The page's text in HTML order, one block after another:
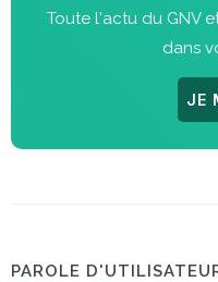
Toute l'actu du GNV
dans
JE
PAROLE